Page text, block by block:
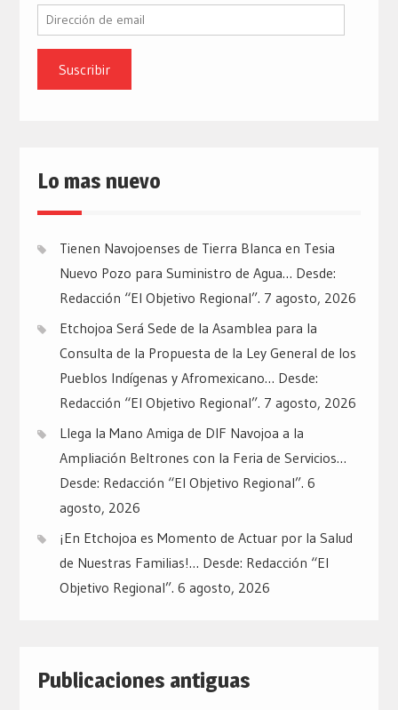
Dirección
email
Lo mas nuevo
Tienen Navojoenses de Tierra Blanca en Tesia
Nuevo Pozo para Suministro de Agua… Desde:
Redacción “El Objetivo Regional”. 7 agosto, 2026
Etchojoa Será Sede de la Asamblea para la
Consulta de la Propuesta de la Ley General de los
Pueblos Indígenas y Afromexicano… Desde:
Redacción “El Objetivo Regional”. 7 agosto, 2026
Llega la Mano Amiga de DIF Navojoa a la
Ampliación Beltrones con la Feria de Servicios…
Desde: Redacción “El Objetivo Regional”. 6
agosto, 2026
¡En Etchojoa es Momento de Actuar por la Salud
de Nuestras Familias!… Desde: Redacción “El
Objetivo Regional”. 6 agosto, 2026
Publicaciones antiguas